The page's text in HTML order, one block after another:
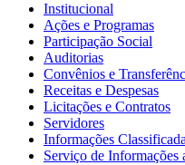
Institucional
Ações e Programas
Participação Social
Auditorias
Convênios e
Receitas e Despesas
Licitações e Contratos
Servidores
Informações
Serviço de Informações